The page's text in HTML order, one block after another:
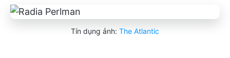
Tín dụng ảnh: The Atlantic